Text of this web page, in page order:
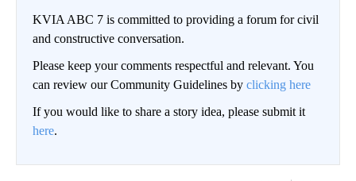
KVIA ABC 7 is committed to providing a forum for civil
and constructive conversation.
Please keep your comments respectful and relevant. You
can review our Community Guidelines by clicking here
If you would like to share a story idea, please submit it
here.